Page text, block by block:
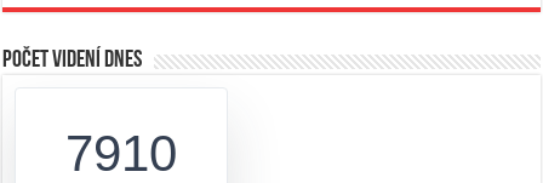
Počet videní dnes
7910